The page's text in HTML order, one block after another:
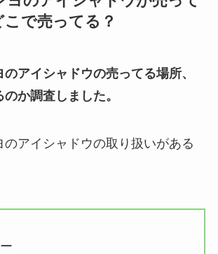
で売ってる？
アイシャドウの売ってる場所、
か調査しました。
のアイシャドウの取り扱いがある